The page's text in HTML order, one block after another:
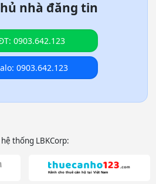
nhà đăng tin
0903.642.123
0903.642.123
thống LBKCorp: